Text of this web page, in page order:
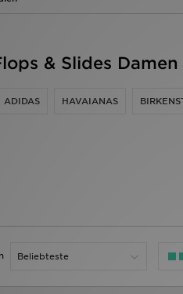
& Slides Damen
ADIDAS HAVAIANAS